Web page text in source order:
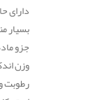
دارای
بسیار
جزو
وزن
رطوبت